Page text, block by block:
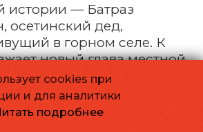
истории — Батраз
осетинский дед,
в горном селе. К
новый глава местной
Семен (Павел
сообщить о решении
село, потому что «один
cookies при
и для аналитики
подробнее